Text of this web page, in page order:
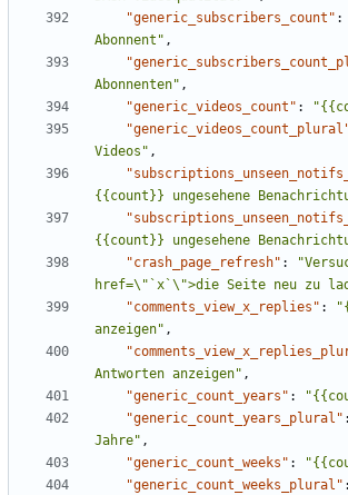
"generic_subscribers_count" :
Abonnent" ,
Abonnenten" ,
"generic_videos_count" :
Videos" ,
{{count}} ungesehene
{{count}} ungesehene
"crash_page_refresh" :
href=\"`x`\">die Seite neu zu
"comments_view_x_replies" :
anzeigen" ,
Antworten anzeigen" ,
"generic_count_years" :
"generic_count_years_plural" :
Jahre" ,
"generic_count_weeks" :
"generic_count_weeks_plural" :